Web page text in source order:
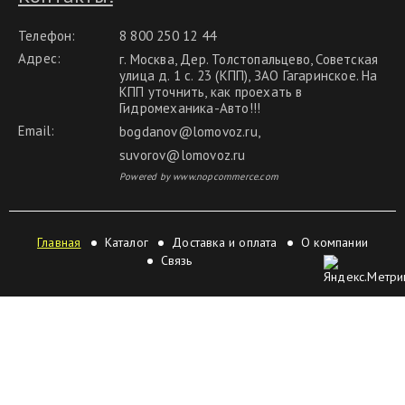
Телефон:
8 800 250 12 44
Адрес:
г. Москва, Дер. Толстопальцево, Советская
улица д. 1 с. 23 (КПП), ЗАО Гагаринское. На
КПП уточнить, как проехать в
Гидромеханика-Авто!!!
Email:
bogdanov@lomovoz.ru,
suvorov@lomovoz.ru
Powered by www.nopcommerce.com
Главная Каталог Доставка и оплата
О компании
Связь